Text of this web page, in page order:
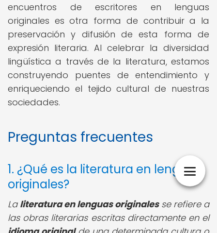
encuentros de escritores en lenguas
originales es otra forma de contribuir a la
preservación y difusión de esta forma de
expresión literaria. Al celebrar la diversidad
lingüística a través de la literatura, estamos
construyendo puentes de entendimiento y
enriqueciendo el tejido cultural de nuestras
sociedades.
Preguntas frecuentes
1. ¿Qué es la literatura en lenguas
originales?
La literatura en lenguas originalesse refiere a
las obras literarias escritas directamente en el